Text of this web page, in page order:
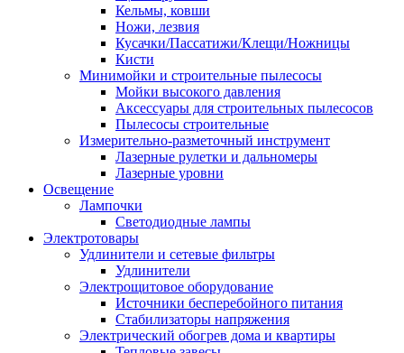
Кельмы, ковши
Ножи, лезвия
Кусачки/Пассатижи/Клещи/Ножницы
Кисти
Минимойки и строительные пылесосы
Мойки высокого давления
Аксессуары для строительных пылесосов
Пылесосы строительные
Измерительно-разметочный инструмент
Лазерные рулетки и дальномеры
Лазерные уровни
Освещение
Лампочки
Светодиодные лампы
Электротовары
Удлинители и сетевые фильтры
Удлинители
Электрощитовое оборудование
Источники бесперебойного питания
Стабилизаторы напряжения
Электрический обогрев дома и квартиры